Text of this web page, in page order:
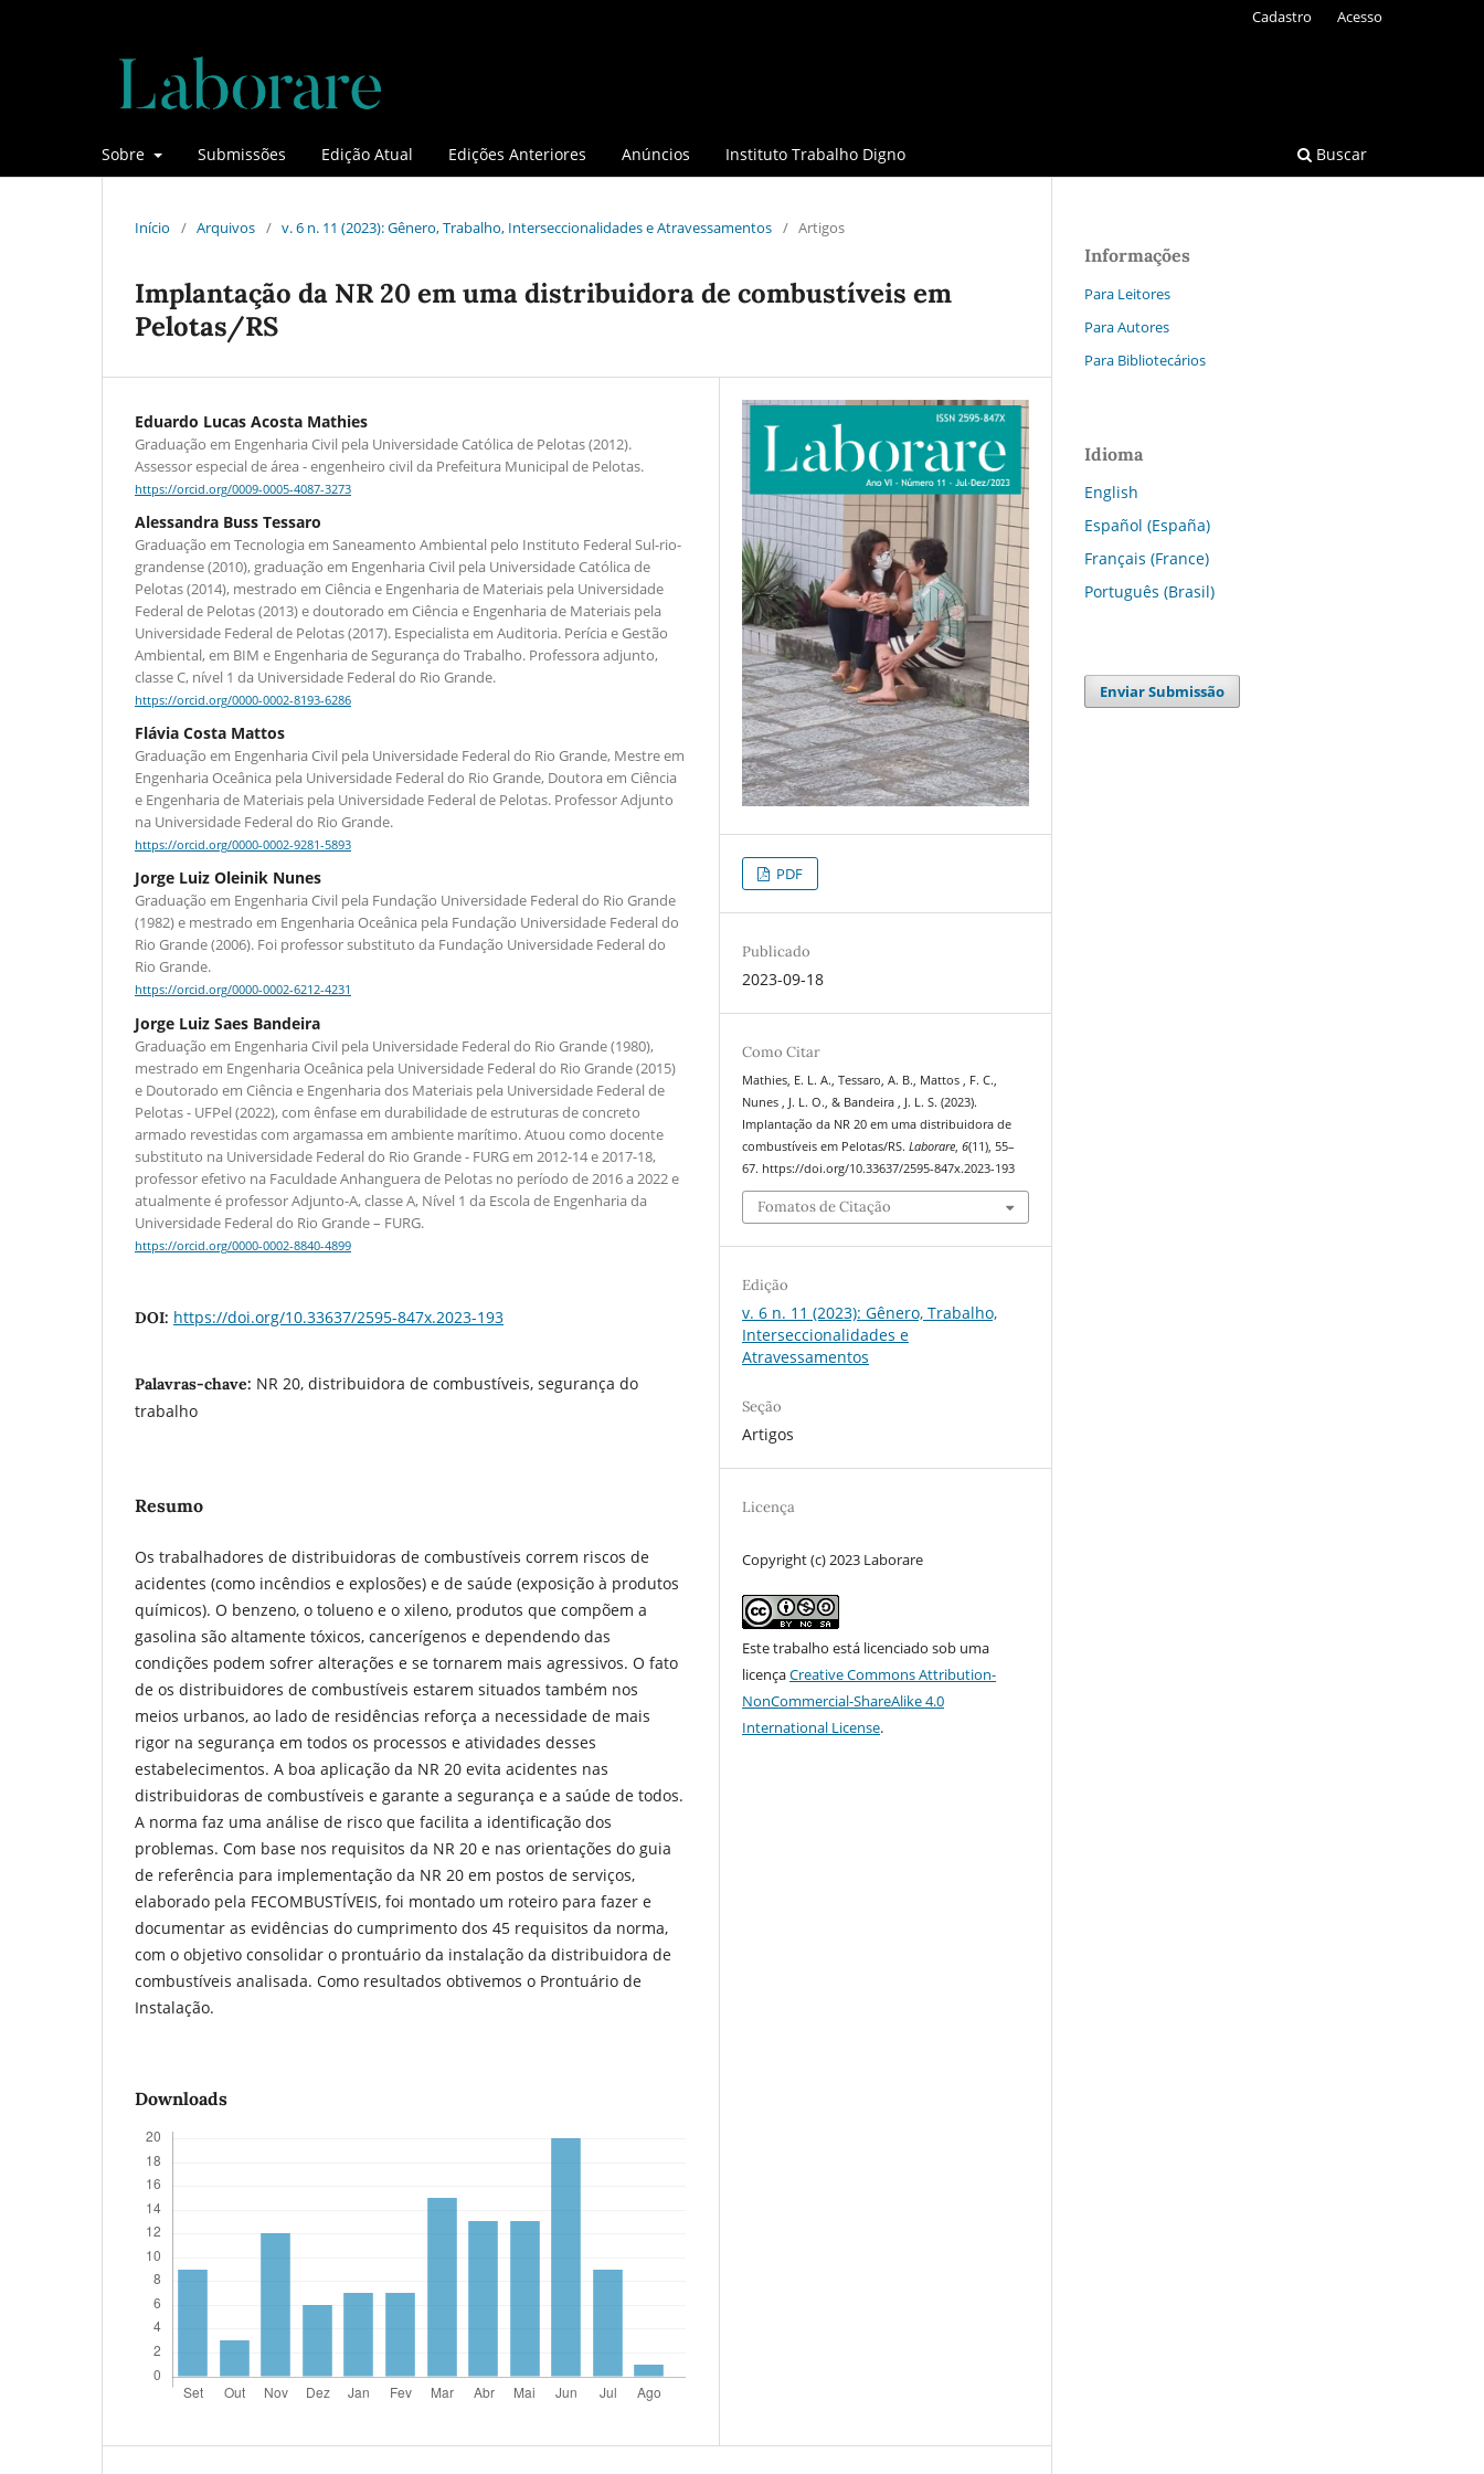
Sobre Submissões Edição Atual Edições Anteriores Anúncios Instituto Trabalho Digno Buscar
Cadastro Acesso
Início / Arquivos / v. 6 n. 11 (2023): Gênero, Trabalho, Interseccionalidades e Atravessamentos / Artigos
Implantação da NR 20 em uma distribuidora de combustíveis em
Pelotas/RS
Eduardo Lucas Acosta Mathies
Graduação em Engenharia Civil pela Universidade Católica de Pelotas (2012).
Assessor especial de área - engenheiro civil da Prefeitura Municipal de Pelotas.
https://orcid.org/0009-0005-4087-3273
Alessandra Buss Tessaro
Graduação em Tecnologia em Saneamento Ambiental pelo Instituto Federal Sul-rio-
grandense (2010), graduação em Engenharia Civil pela Universidade Católica de
Pelotas (2014), mestrado em Ciência e Engenharia de Materiais pela Universidade
Federal de Pelotas (2013) e doutorado em Ciência e Engenharia de Materiais pela
Universidade Federal de Pelotas (2017). Especialista em Auditoria. Perícia e Gestão
Ambiental, em BIM e Engenharia de Segurança do Trabalho. Professora adjunto,
classe C, nível 1 da Universidade Federal do Rio Grande.
https://orcid.org/0000-0002-8193-6286
Flávia Costa Mattos
Graduação em Engenharia Civil pela Universidade Federal do Rio Grande, Mestre em
Engenharia Oceânica pela Universidade Federal do Rio Grande, Doutora em Ciência
e Engenharia de Materiais pela Universidade Federal de Pelotas. Professor Adjunto
na Universidade Federal do Rio Grande.
https://orcid.org/0000-0002-9281-5893
Jorge Luiz Oleinik Nunes
Graduação em Engenharia Civil pela Fundação Universidade Federal do Rio Grande
(1982) e mestrado em Engenharia Oceânica pela Fundação Universidade Federal do
Rio Grande (2006). Foi professor substituto da Fundação Universidade Federal do
Rio Grande.
https://orcid.org/0000-0002-6212-4231
Jorge Luiz Saes Bandeira
Graduação em Engenharia Civil pela Universidade Federal do Rio Grande (1980),
mestrado em Engenharia Oceânica pela Universidade Federal do Rio Grande (2015)
e Doutorado em Ciência e Engenharia dos Materiais pela Universidade Federal de
Pelotas - UFPel (2022), com ênfase em durabilidade de estruturas de concreto
armado revestidas com argamassa em ambiente marítimo. Atuou como docente
substituto na Universidade Federal do Rio Grande - FURG em 2012-14 e 2017-18,
professor efetivo na Faculdade Anhanguera de Pelotas no período de 2016 a 2022 e
atualmente é professor Adjunto-A, classe A, Nível 1 da Escola de Engenharia da
Universidade Federal do Rio Grande – FURG.
https://orcid.org/0000-0002-8840-4899
DOI: https://doi.org/10.33637/2595-847x.2023-193
Palavras-chave: NR 20, distribuidora de combustíveis, segurança do
trabalho
Resumo
Os trabalhadores de distribuidoras de combustíveis correm riscos de
acidentes (como incêndios e explosões) e de saúde (exposição à produtos
químicos). O benzeno, o tolueno e o xileno, produtos que compõem a
gasolina são altamente tóxicos, cancerígenos e dependendo das
condições podem sofrer alterações e se tornarem mais agressivos. O fato
de os distribuidores de combustíveis estarem situados também nos
meios urbanos, ao lado de residências reforça a necessidade de mais
rigor na segurança em todos os processos e atividades desses
estabelecimentos. A boa aplicação da NR 20 evita acidentes nas
distribuidoras de combustíveis e garante a segurança e a saúde de todos.
A norma faz uma análise de risco que facilita a identificação dos
problemas. Com base nos requisitos da NR 20 e nas orientações do guia
de referência para implementação da NR 20 em postos de serviços,
elaborado pela FECOMBUSTÍVEIS, foi montado um roteiro para fazer e
documentar as evidências do cumprimento dos 45 requisitos da norma,
com o objetivo consolidar o prontuário da instalação da distribuidora de
combustíveis analisada. Como resultados obtivemos o Prontuário de
Instalação.
Downloads
PDF
Publicado
2023-09-18
Como Citar
Mathies, E. L. A., Tessaro, A. B., Mattos , F. C.,
Nunes , J. L. O., & Bandeira , J. L. S. (2023).
Implantação da NR 20 em uma distribuidora de
combustíveis em Pelotas/RS.Laborare ,6(11), 55–
67. https://doi.org/10.33637/2595-847x.2023-193
Fomatos de Citação
Edição
v. 6 n. 11 (2023): Gênero, Trabalho,
Interseccionalidades e
Atravessamentos
Seção
Artigos
Licença
Copyright (c) 2023 Laborare
Este trabalho está licenciado sob uma
licençaCreative Commons Attribution-
NonCommercial-ShareAlike 4.0
International License.
Informações
Para Leitores
Para Autores
Para Bibliotecários
Idioma
English
Español (España)
Français (France)
Português (Brasil)
Enviar Submissão